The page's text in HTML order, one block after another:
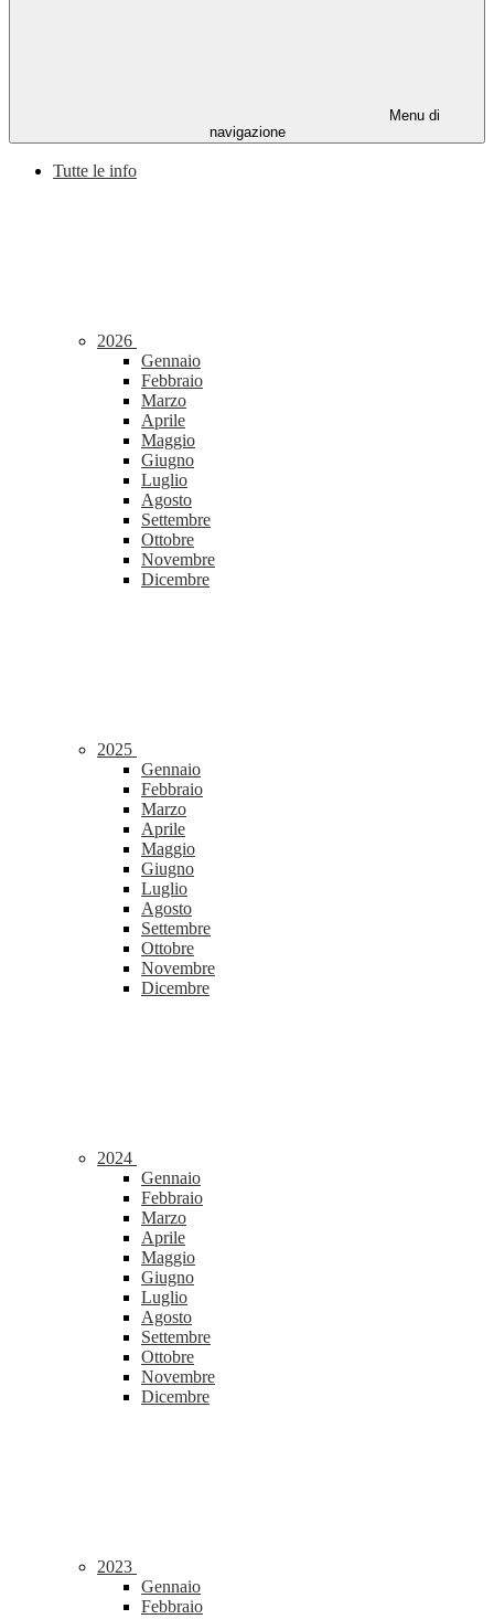
Menu di
navigazione
Tutte le info
2026
Gennaio
Febbraio
Marzo
Aprile
Maggio
Giugno
Luglio
Agosto
Settembre
Ottobre
Novembre
Dicembre
2025
Gennaio
Febbraio
Marzo
Aprile
Maggio
Giugno
Luglio
Agosto
Settembre
Ottobre
Novembre
Dicembre
2024
Gennaio
Febbraio
Marzo
Aprile
Maggio
Giugno
Luglio
Agosto
Settembre
Ottobre
Novembre
Dicembre
2023
Gennaio
Febbraio